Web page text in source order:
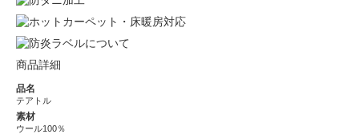
商品詳細
品名
テアトル
素材
ウール100％